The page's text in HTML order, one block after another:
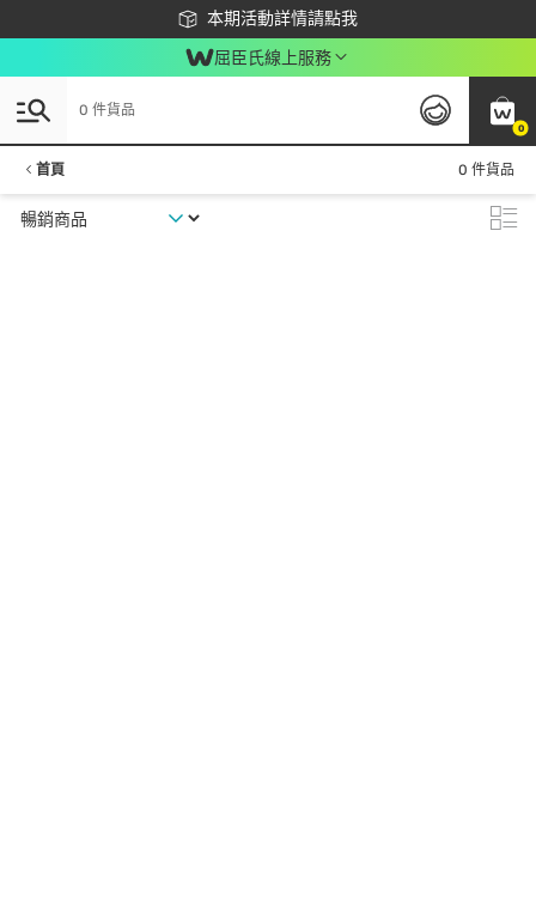
本期活動詳情請點我
下載app最高回饋$350
屈臣氏線上服務
0
0 件貨品
首頁 0 件貨品